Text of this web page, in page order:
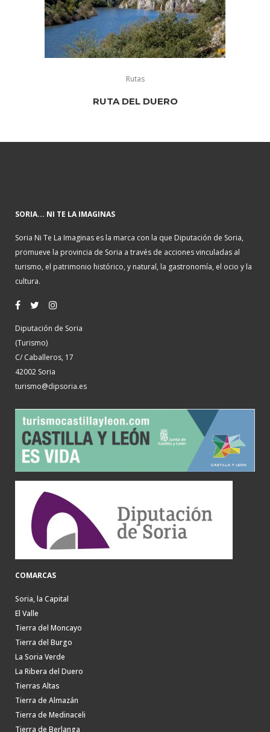
Rutas
RUTA DEL DUERO
SORIA... NI TE LA IMAGINAS
Soria Ni Te La Imaginas es la marca con la que Diputación de Soria,
promueve la provincia de Soria a través de acciones vinculadas al
turismo, el patrimonio histórico, y natural, la gastronomía, el ocio y la
cultura.
Diputación de Soria
(Turismo)
C/ Caballeros, 17
42002 Soria
turismo@dipsoria.es
COMARCAS
Soria, la Capital
El Valle
Tierra del Moncayo
Tierra del Burgo
La Soria Verde
La Ribera del Duero
Tierras Altas
Tierra de Almazán
Tierra de Medinaceli
Tierra de Berlanga